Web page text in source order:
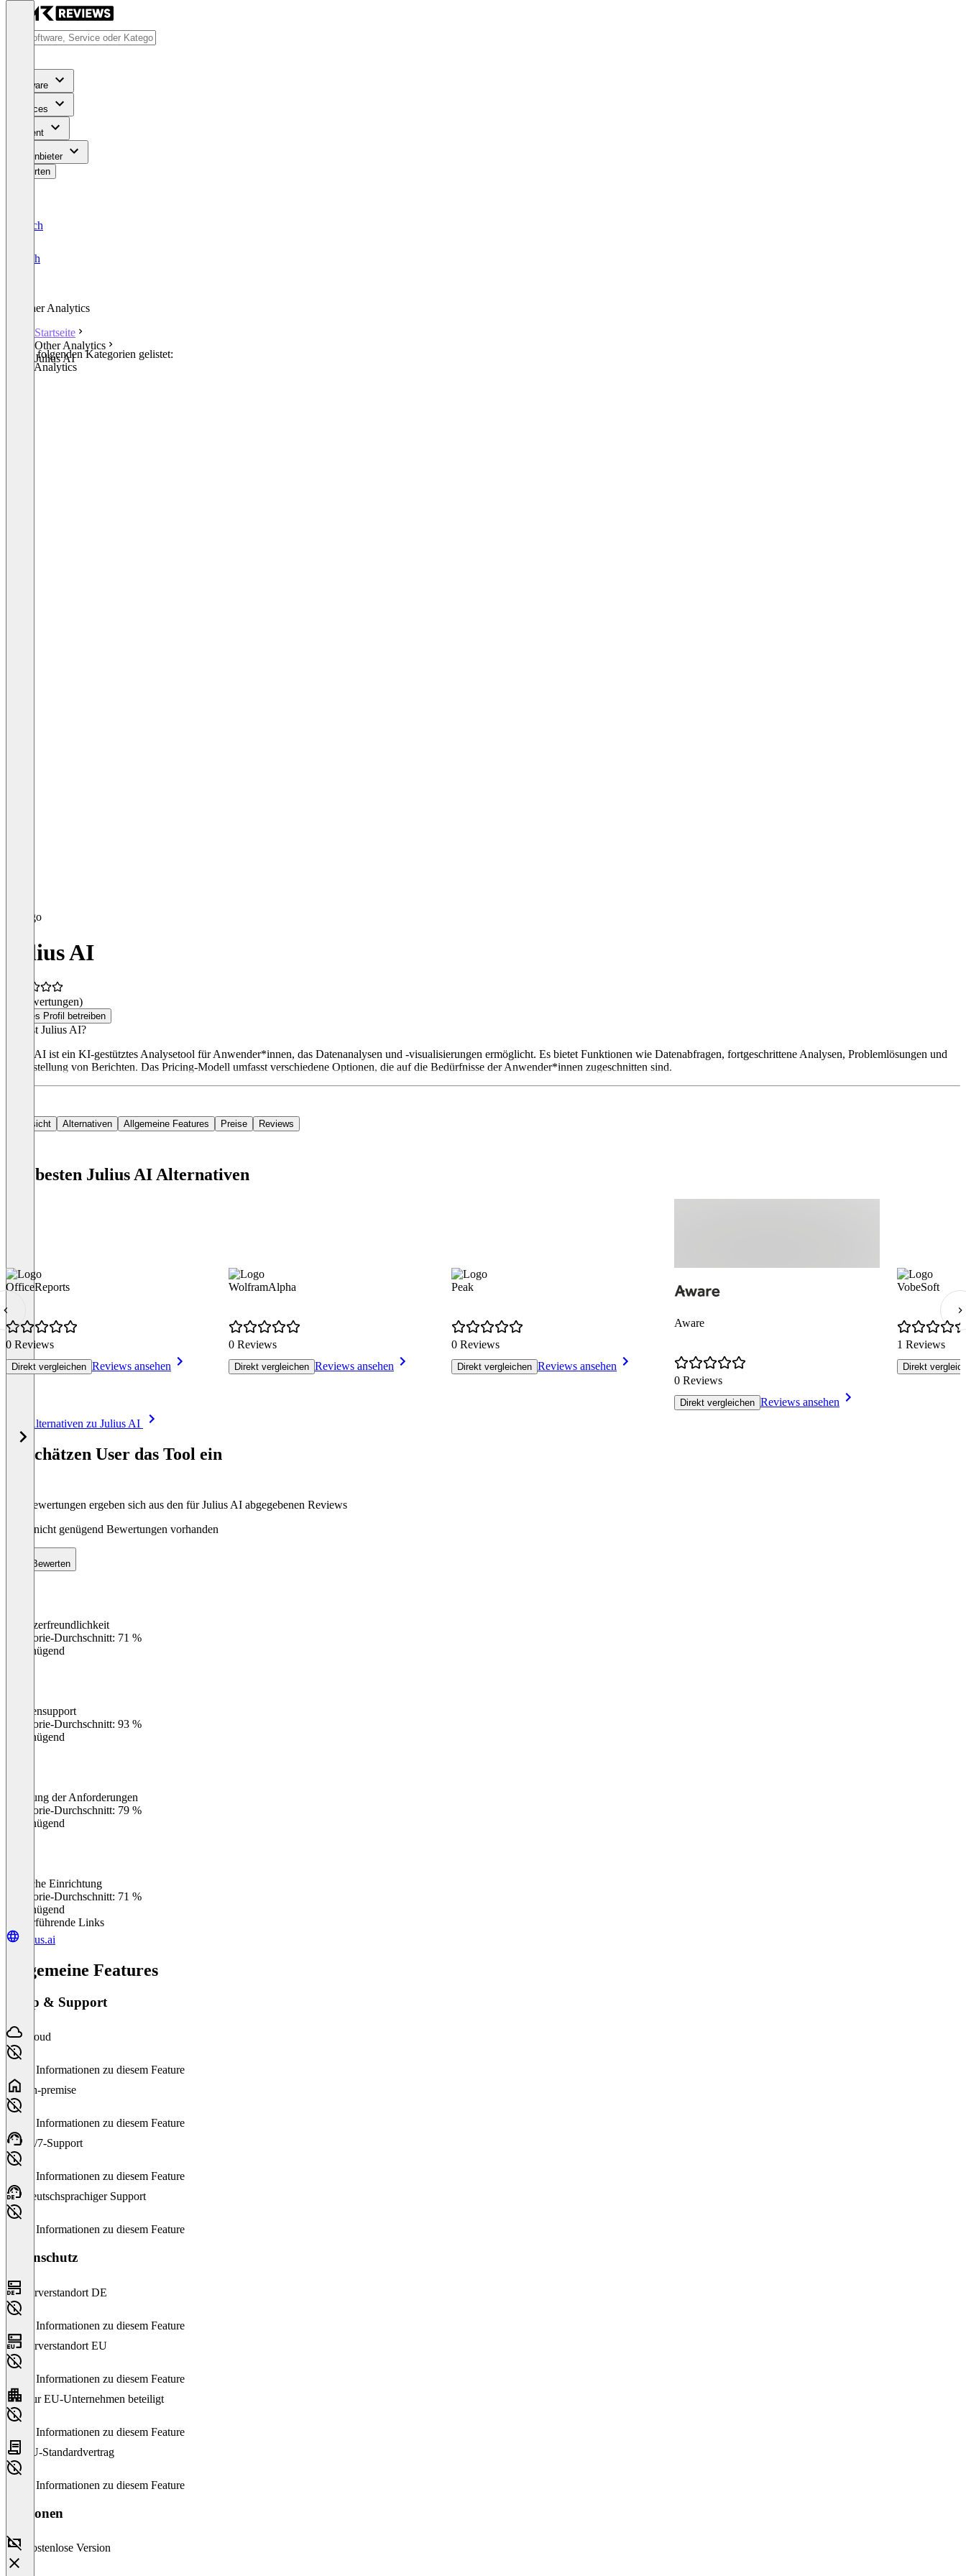
Software
Services
Content
Für Anbieter
Bewerten
Deutsch
English
Other Analytics
Startseite
Other Analytics
Julius AI
In den folgenden Kategorien gelistet:
Other Analytics
Julius AI
(0 Bewertungen)
Dieses Profil betreiben
Was ist Julius AI?
Julius AI ist ein KI-gestütztes Analysetool für Anwender*innen, das Datenanalysen und -visualisierungen ermöglicht. Es bietet Funktionen wie Datenabfragen, fortgeschrittene Analysen, Problemlösungen und
die Erstellung von Berichten. Das Pricing-Modell umfasst verschiedene Optionen, die auf die Bedürfnisse der Anwender*innen zugeschnitten sind.
Übersicht Alternativen Allgemeine Features Preise Reviews
Die besten Julius AI Alternativen
OfficeReports
0 Reviews
Direkt vergleichen Reviews ansehen
WolframAlpha
0 Reviews
Direkt vergleichen Reviews ansehen
Peak
0 Reviews
Direkt vergleichen Reviews ansehen
Aware
0 Reviews
Direkt vergleichen Reviews ansehen
VobeSoft
1 Reviews
Direkt
Alle Alternativen zu Julius AI
So schätzen User das Tool ein
Die Bewertungen ergeben sich aus den für Julius AI abgegebenen Reviews
Noch nicht genügend Bewertungen vorhanden
Bewerten
Benutzerfreundlichkeit
Kategorie-Durchschnitt: 71 %
Ungenügend
Kundensupport
Kategorie-Durchschnitt: 93 %
Ungenügend
Erfüllung der Anforderungen
Kategorie-Durchschnitt: 79 %
Ungenügend
Einfache Einrichtung
Kategorie-Durchschnitt: 71 %
Ungenügend
Weiterführende Links
julius.ai
Allgemeine Features
Setup & Support
Cloud
Keine Informationen zu diesem Feature
On-premise
Keine Informationen zu diesem Feature
24/7-Support
Keine Informationen zu diesem Feature
Deutschsprachiger Support
Keine Informationen zu diesem Feature
Datenschutz
Serverstandort DE
Keine Informationen zu diesem Feature
Serverstandort EU
Keine Informationen zu diesem Feature
Nur EU-Unternehmen beteiligt
Keine Informationen zu diesem Feature
EU-Standardvertrag
Keine Informationen zu diesem Feature
Versionen
Kostenlose Version